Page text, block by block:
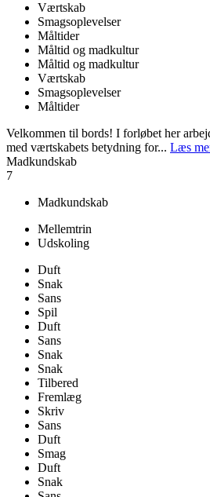
Værtskab
Smagsoplevelser
Måltider
Måltid og madkultur
Måltid og madkultur
Værtskab
Smagsoplevelser
Måltider
Velkommen til bords! I forløbet her
med værtskabets betydning for... Læs
Madkundskab
7
Madkundskab
Mellemtrin
Udskoling
Duft
Snak
Sans
Spil
Duft
Sans
Snak
Snak
Tilbered
Fremlæg
Skriv
Sans
Duft
Smag
Duft
Snak